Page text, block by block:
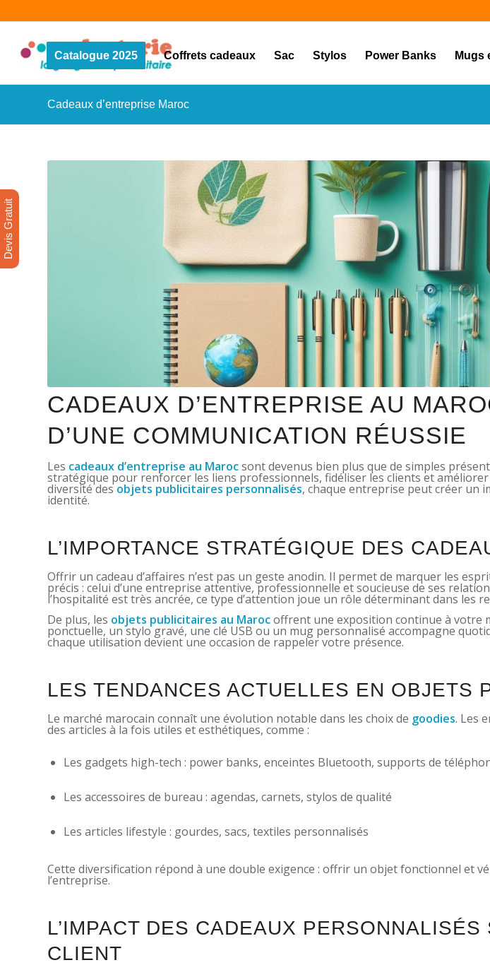
Catalogue 2025 Coffrets cadeaux Sac Stylos Power Banks Mugs
Cadeaux d’entreprise Maroc
CADEAUX D’ENTREPRISE AU
D’UNE COMMUNICATION RÉUSSIE
Les cadeaux d’entreprise au Marocsont devenus bien plus que de simples
stratégique pour renforcer les liens professionnels, fidéliser les clients et améliorer
diversité des objets publicitaires personnalisés, chaque entreprise peut créer un
identité.
L’IMPORTANCE STRATÉGIQUE DES
Offrir un cadeau d’affaires n’est pas un geste anodin. Il permet de marquer les
précis : celui d’une entreprise attentive, professionnelle et soucieuse de ses
l’hospitalité est très ancrée, ce type d’attention joue un rôle déterminant dans les
De plus, les objets publicitaires au Marocoffrent une exposition continue à votre
ponctuelle, un stylo gravé, une clé USB ou un mug personnalisé accompagne
chaque utilisation devient une occasion de rappeler votre présence.
LES TENDANCES ACTUELLES EN OBJETS
Le marché marocain connaît une évolution notable dans les choix de goodies. Les
des articles à la fois utiles et esthétiques, comme :
Les gadgets high-tech : power banks, enceintes Bluetooth, supports de
Les accessoires de bureau : agendas, carnets, stylos de qualité
Les articles lifestyle : gourdes, sacs, textiles personnalisés
Cette diversification répond à une double exigence : offrir un objet fonctionnel et
l’entreprise.
L’IMPACT DES CADEAUX PERSONNALISÉS
CLIENT
Devis Gratuit